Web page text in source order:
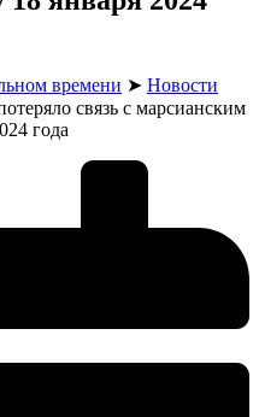
времени ➤ Новости
связь с марсианским
года